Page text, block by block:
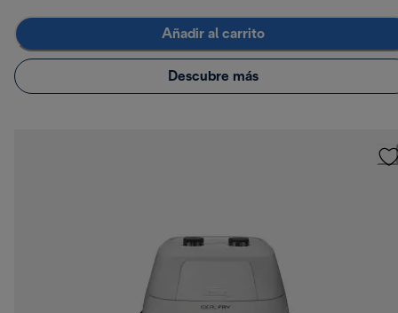
Añadir al carrito
Descubre más